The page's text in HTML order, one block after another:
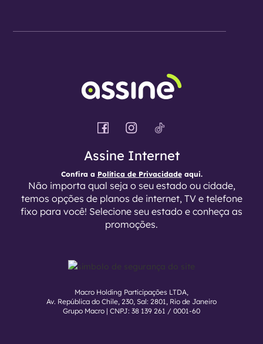
Assine Internet
Confira a Política de Privacidadeaqui.
Não importa qual seja o seu estado ou cidade,
temos opções de planos de internet, TV e telefone
fixo para você! Selecione seu estado e conheça as
promoções.
Macro Holding Participações LTDA,
Av. República do Chile, 230, Sal: 2801, Rio de Janeiro
Grupo Macro | CNPJ: 38 139 261 / 0001-60